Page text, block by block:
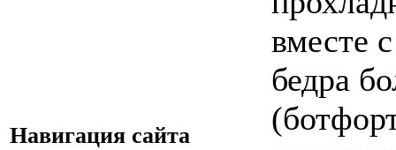
Навигация сайта
вместе
бедра